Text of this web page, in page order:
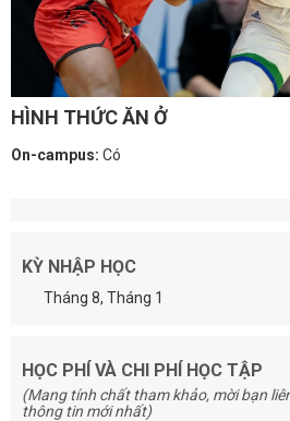
HÌNH THỨC ĂN Ở
On-campus: Có
KỲ NHẬP HỌC
Tháng 8, Tháng 1
HỌC PHÍ VÀ CHI PHÍ HỌC TẬP
(Mang tính chất tham khảo, mời bạn
thông tin mới nhất)